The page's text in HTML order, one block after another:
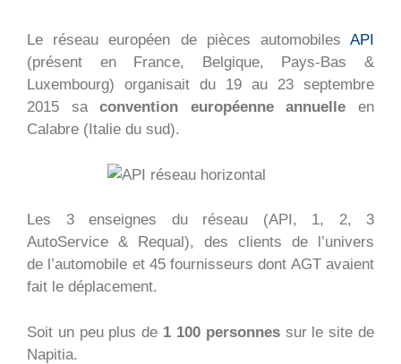
Le réseau européen de pièces automobiles API
(présent en France, Belgique, Pays-Bas &
Luxembourg) organisait du 19 au 23 septembre
2015 saconvention européenne annuelle en
Calabre (Italie du sud).
Les 3 enseignes du réseau (API, 1, 2, 3
AutoService & Requal), des clients de l’univers
de l’automobile et 45 fournisseurs dont AGT avaient
fait le déplacement.
Soit un peu plus de 1 100 personnessur le site de
Napitia.